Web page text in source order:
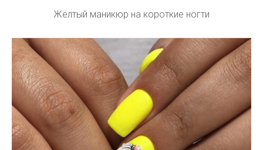
Жёлтый маникюр на короткие ногти